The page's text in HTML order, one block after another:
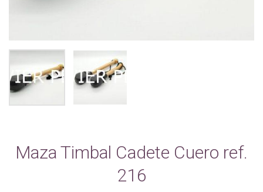
Maza Timbal Cadete Cuero ref.
216